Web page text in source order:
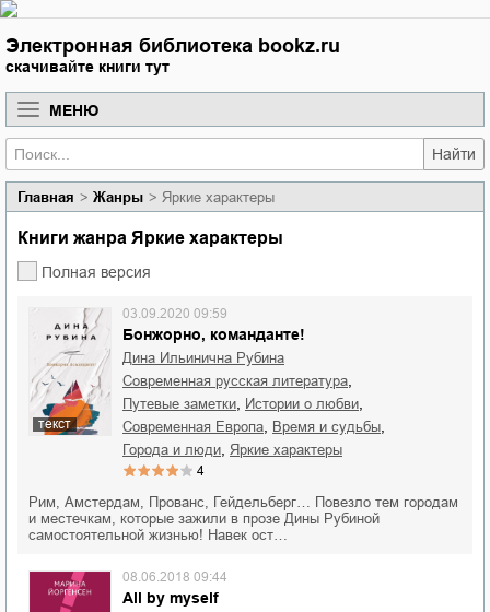
Электронная библиотека bookz.ru
скачивайте книги тут
МЕНЮ
Найти
Главная Жанры Яркие характеры
Книги жанра Яркие характеры
Полная версия
текст
Бонжорно, команданте!
03.09.2020 09:59
Дина Ильинична Рубина
современная русская литература
путевые заметки истории о любви
современная Европа время и судьбы
города и люди яркие характеры
4
Рим, Амстердам, Прованс, Гейдельберг… Повезло тем городам
и местечкам, которые зажили в прозе Дины Рубиной
самостоятельной жизнью! Навек ост…
All by myself
08.06.2018 09:44